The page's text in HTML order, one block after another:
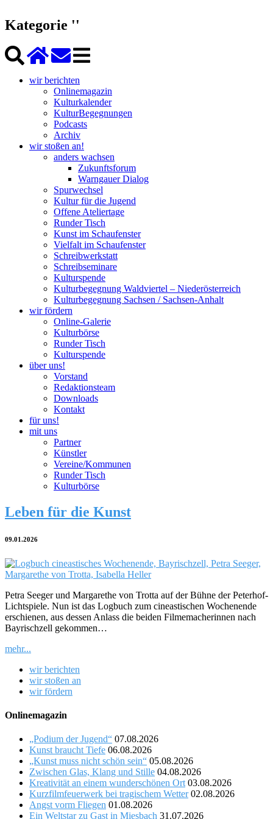
Kategorie ''
wir berichten
Onlinemagazin
Kulturkalender
KulturBegegnungen
Podcasts
Archiv
wir stoßen an!
anders wachsen
Zukunftsforum
Warngauer Dialog
Spurwechsel
Kultur für die Jugend
Offene Ateliertage
Runder Tisch
Kunst im Schaufenster
Vielfalt im Schaufenster
Schreibwerkstatt
Schreibseminare
Kulturspende
Kulturbegegnung Waldviertel – Niederösterreich
Kulturbegegnung Sachsen / Sachsen-Anhalt
wir fördern
Online-Galerie
Kulturbörse
Runder Tisch
Kulturspende
über uns!
Vorstand
Redaktionsteam
Downloads
Kontakt
für uns!
mit uns
Partner
Künstler
Vereine/Kommunen
Runder Tisch
Kulturbörse
Leben für die Kunst
09.01.2026
Petra Seeger und Margarethe von Trotta auf der Bühne der Peterhof-
Lichtspiele. Nun ist das Logbuch zum cineastischen Wochenende
erschienen, aus dessen Anlass die beiden Filmemacherinnen nach
Bayrischzell gekommen…
mehr...
wir berichten
wir stoßen an
wir fördern
Onlinemagazin
„Podium der Jugend“ 07.08.2026
Kunst braucht Tiefe 06.08.2026
„Kunst muss nicht schön sein“ 05.08.2026
Zwischen Glas, Klang und Stille 04.08.2026
Kreativität an einem wunderschönen Ort 03.08.2026
Kurzfilmfeuerwerk bei tragischem Wetter 02.08.2026
Angst vorm Fliegen 01.08.2026
Ein Weltstar zu Gast in Miesbach 31.07.2026